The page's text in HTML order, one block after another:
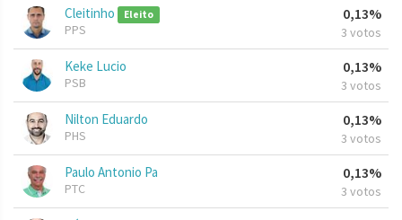
Cleitinho Eleito
PPS
0,13%
3 votos
Keke Lucio
PSB
0,13%
3 votos
Nilton Eduardo
PHS
0,13%
3 votos
Paulo Antonio Pa
PTC
0,13%
3 votos